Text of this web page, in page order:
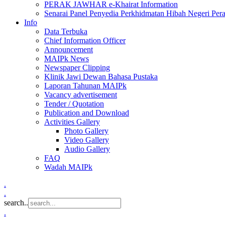
PERAK JAWHAR e-Khairat Information
Senarai Panel Penyedia Perkhidmatan Hibah Negeri
Info
Data Terbuka
Chief Information Officer
Announcement
MAIPk News
Newspaper Clipping
Klinik Jawi Dewan Bahasa Pustaka
Laporan Tahunan MAIPk
Vacancy advertisement
Tender / Quotation
Publication and Download
Activities Gallery
Photo Gallery
Video Gallery
Audio Gallery
FAQ
Wadah MAIPk
.
.
search..
.